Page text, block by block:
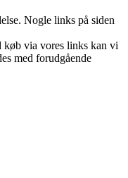
Nogle links på siden
køb via vores links kan vi
med forudgående